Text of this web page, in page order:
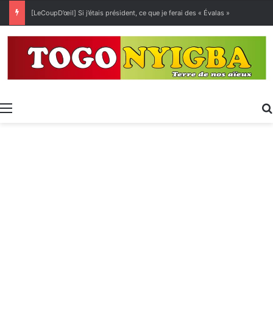
[LeCoupD’œil] Si j’étais président, ce que je ferai des « Évalas »
Menu